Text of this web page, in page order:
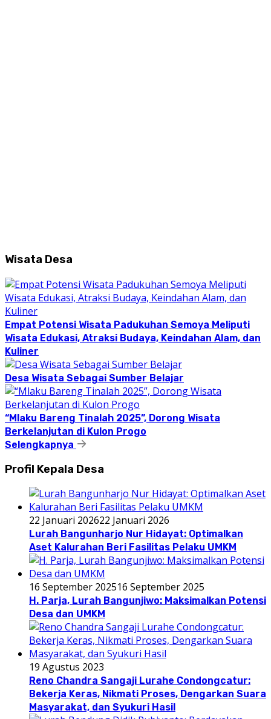
Wisata Desa
Empat Potensi Wisata Padukuhan Semoya Meliputi
Wisata Edukasi, Atraksi Budaya, Keindahan Alam, dan
Kuliner
Desa Wisata Sebagai Sumber Belajar
“Mlaku Bareng Tinalah 2025”, Dorong Wisata
Berkelanjutan di Kulon Progo
Selengkapnya
Profil Kepala Desa
22 Januari 202622 Januari 2026
Lurah Bangunharjo Nur Hidayat: Optimalkan
Aset Kalurahan Beri Fasilitas Pelaku UMKM
16 September 202516 September 2025
H. Parja, Lurah Bangunjiwo: Maksimalkan Potensi
Desa dan UMKM
19 Agustus 2023
Reno Chandra Sangaji Lurahe Condongcatur:
Bekerja Keras, Nikmati Proses, Dengarkan Suara
Masyarakat, dan Syukuri Hasil